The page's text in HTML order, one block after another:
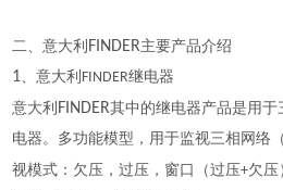
二、意大利 FINDER主要产品介绍
1、意大利 FINDER继电器
意大利 FINDER其中的继电器产品是用
电器。多功能模型，用于监视三相网络（
视模式：欠压，过压，窗口（过压+欠压